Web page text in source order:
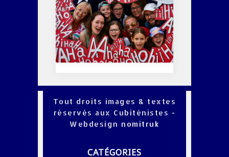
Tout droits images & textes
réservés aux Cubiténistes -
Webdesign nomitruk
CATÉGORIES